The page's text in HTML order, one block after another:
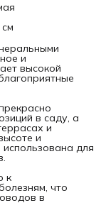
и
высокой
в саду, а
и
и
для
к
что
в